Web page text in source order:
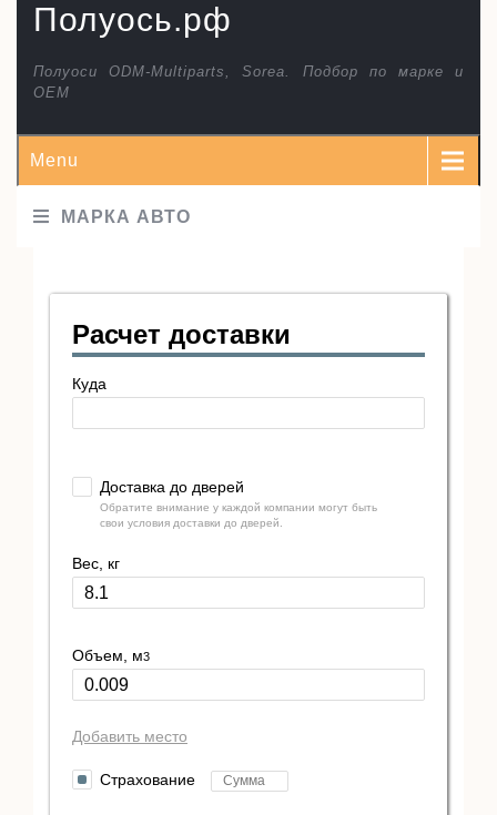
Полуось.рф
Полуоси ODM-Multiparts, Sorea. Подбор по марке и
ОЕМ
Menu
МАРКА АВТО
Расчет доставки
Куда
Доставка до дверей
Обратите внимание у каждой компании могут быть
свои условия доставки до дверей.
Вес, кг
Объем, м3
Добавить место
Страхование